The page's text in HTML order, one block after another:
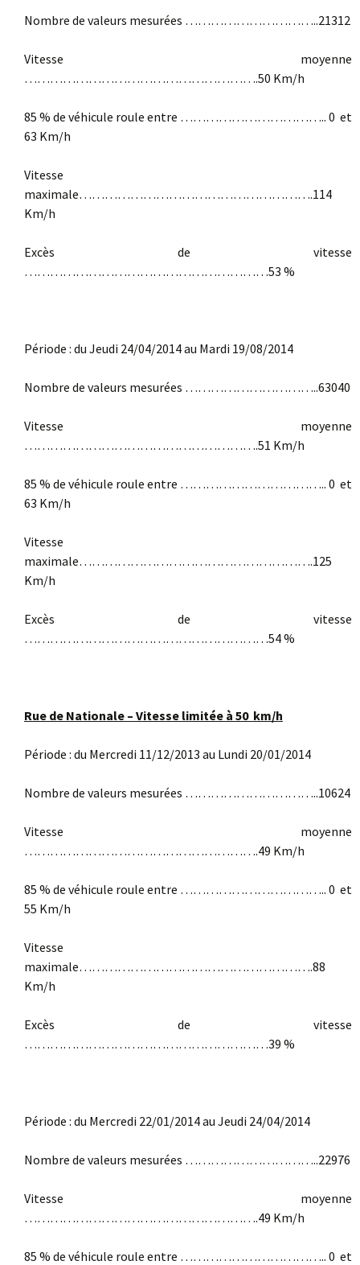
Nombre de valeurs mesurées …………………………..21312
Vitesse moyenne
……………………………………………….50 Km/h
85 % de véhicule roule entre …………………………….. 0 et
63 Km/h
Vitesse
maximale……………………………………………….114
Km/h
Excès de vitesse
…………………………………………………53 %
Période : du Jeudi 24/04/2014 au Mardi 19/08/2014
Nombre de valeurs mesurées …………………………..63040
Vitesse moyenne
……………………………………………….51 Km/h
85 % de véhicule roule entre …………………………….. 0 et
63 Km/h
Vitesse
maximale……………………………………………….125
Km/h
Excès de vitesse
…………………………………………………54 %
Rue de Nationale – Vitesse limitée à 50 km/h
Période : du Mercredi 11/12/2013 au Lundi 20/01/2014
Nombre de valeurs mesurées …………………………..10624
Vitesse moyenne
……………………………………………….49 Km/h
85 % de véhicule roule entre …………………………….. 0 et
55 Km/h
Vitesse
maximale……………………………………………….88
Km/h
Excès de vitesse
…………………………………………………39 %
Période : du Mercredi 22/01/2014 au Jeudi 24/04/2014
Nombre de valeurs mesurées …………………………..22976
Vitesse moyenne
……………………………………………….49 Km/h
85 % de véhicule roule entre …………………………….. 0 et